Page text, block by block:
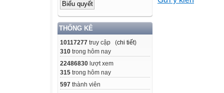
THỐNG KÊ
10117277 truy cập (chi tiết)
310 trong hôm nay
22486830 lượt xem
315 trong hôm nay
597 thành viên